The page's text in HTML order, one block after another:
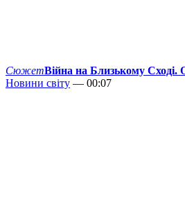
СюжетВійна на Близькому Сході.
Новини світу — 00:07